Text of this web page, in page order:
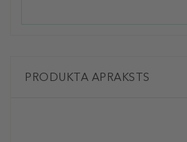
PRODUKTA APRAKSTS